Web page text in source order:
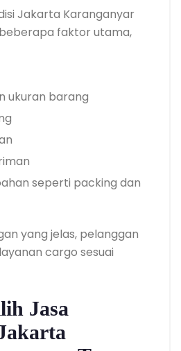
Jakarta Karanganyar
faktor utama,
ukuran barang
seperti packing dan
yang jelas, pelanggan
cargo sesuai
Jasa